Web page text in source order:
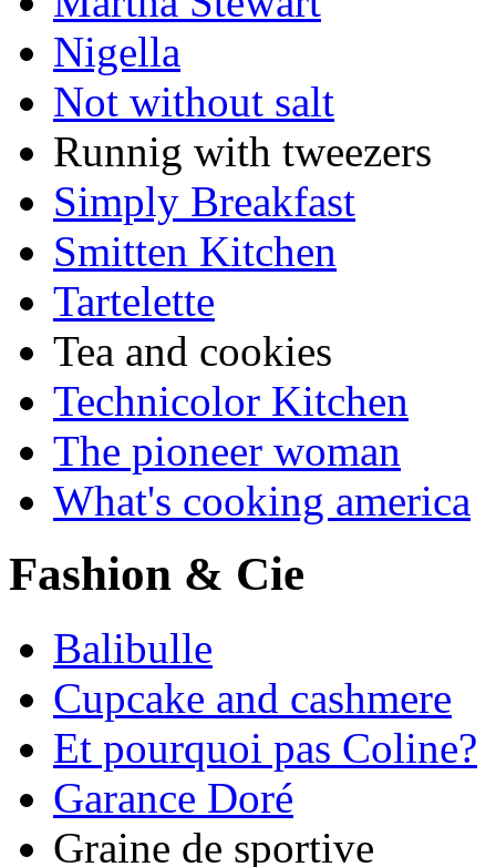
Nigella
Not without salt
Runnig with tweezers
Simply Breakfast
Smitten Kitchen
Tartelette
Tea and cookies
Technicolor Kitchen
The pioneer woman
What's cooking america
Fashion & Cie
Balibulle
Cupcake and cashmere
Et pourquoi pas Coline?
Garance Doré
Graine de sportive